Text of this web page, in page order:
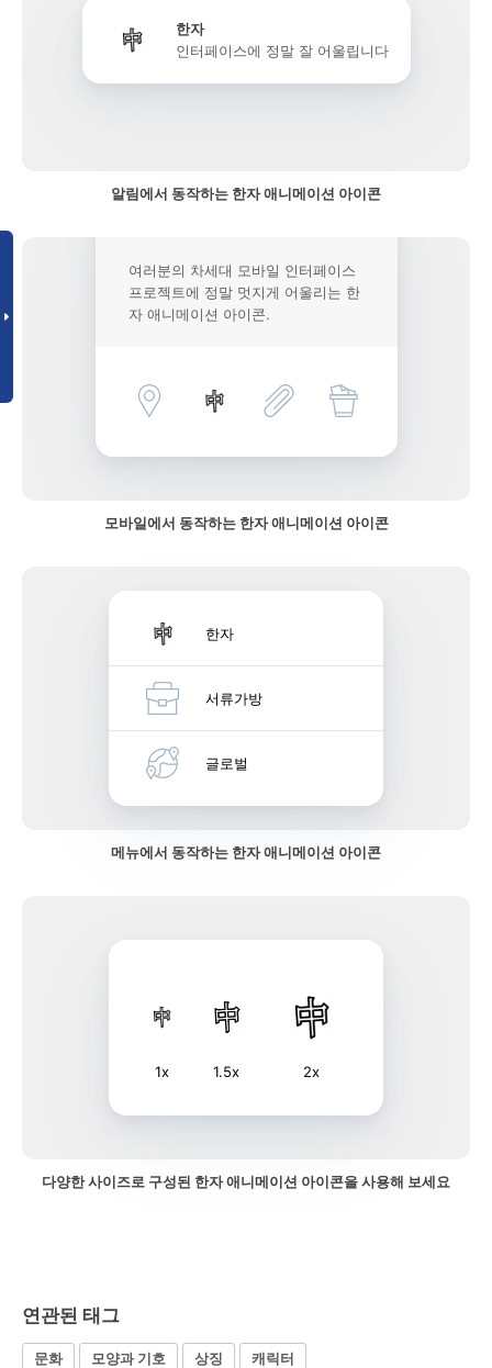
한자
인터페이스에 정말 잘 어울립니다
알림에서 동작하는 한자 애니메이션 아이콘
여러분의 차세대 모바일 인터페이스
프로젝트에 정말 멋지게 어울리는 한
자 애니메이션 아이콘.
모바일에서 동작하는 한자 애니메이션 아이콘
한자
서류가방
글로벌
메뉴에서 동작하는 한자 애니메이션 아이콘
1x 1.5x 2x
다양한 사이즈로 구성된 한자 애니메이션 아이콘을 사용해 보세요
연관된 태그
문화 모양과 기호 상징 캐릭터